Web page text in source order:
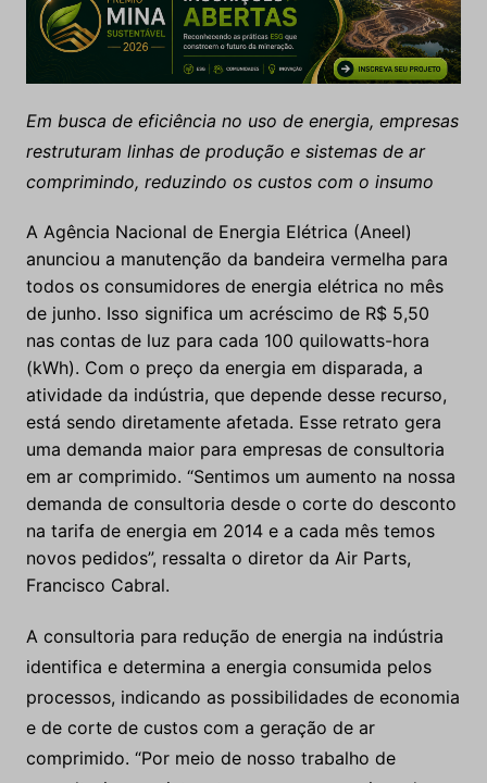
Em busca de eficiência no uso de energia, empresas
restruturam linhas de produção e sistemas de ar
comprimindo, reduzindo os custos com o insumo
A Agência Nacional de Energia Elétrica (Aneel)
anunciou a manutenção da bandeira vermelha para
todos os consumidores de energia elétrica no mês
de junho. Isso significa um acréscimo de R$ 5,50
nas contas de luz para cada 100 quilowatts-hora
(kWh). Com o preço da energia em disparada, a
atividade da indústria, que depende desse recurso,
está sendo diretamente afetada. Esse retrato gera
uma demanda maior para empresas de consultoria
em ar comprimido. “Sentimos um aumento na nossa
demanda de consultoria desde o corte do desconto
na tarifa de energia em 2014 e a cada mês temos
novos pedidos”, ressalta o diretor da Air Parts,
Francisco Cabral.
A consultoria para redução de energia na indústria
identifica e determina a energia consumida pelos
processos, indicando as possibilidades de economia
e de corte de custos com a geração de ar
comprimido. “Por meio de nosso trabalho de